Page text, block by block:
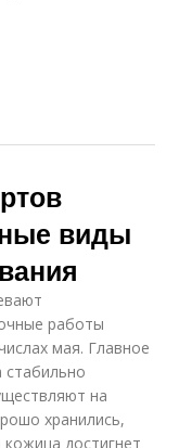
виды
работы
мая. Главное
на
хранились,
достигнет